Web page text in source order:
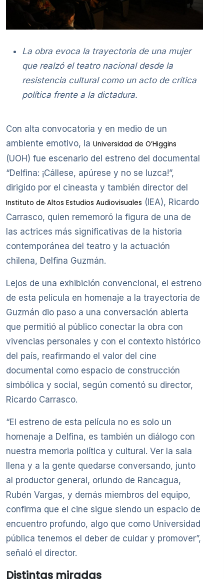
La obra evoca la trayectoria de una mujer
que realzó el teatro nacional desde la
resistencia cultural como un acto de crítica
política frente a la dictadura.
Con alta convocatoria y en medio de un
ambiente emotivo, la Universidad de O’Higgins
(UOH) fue escenario del estreno del documental
“Delfina: ¡Cállese, apúrese y no se luzca!”,
dirigido por el cineasta y también director del
Instituto de Altos Estudios Audiovisuales (IEA), Ricardo
Carrasco, quien rememoró la figura de una de
las actrices más significativas de la historia
contemporánea del teatro y la actuación
chilena, Delfina Guzmán.
Lejos de una exhibición convencional, el estreno
de esta película en homenaje a la trayectoria de
Guzmán dio paso a una conversación abierta
que permitió al público conectar la obra con
vivencias personales y con el contexto histórico
del país, reafirmando el valor del cine
documental como espacio de construcción
simbólica y social, según comentó su director,
Ricardo Carrasco.
“El estreno de esta película no es solo un
homenaje a Delfina, es también un diálogo con
nuestra memoria política y cultural. Ver la sala
llena y a la gente quedarse conversando, junto
al productor general, oriundo de Rancagua,
Rubén Vargas, y demás miembros del equipo,
confirma que el cine sigue siendo un espacio de
encuentro profundo, algo que como Universidad
pública tenemos el deber de cuidar y promover”,
señaló el director.
Distintas miradas